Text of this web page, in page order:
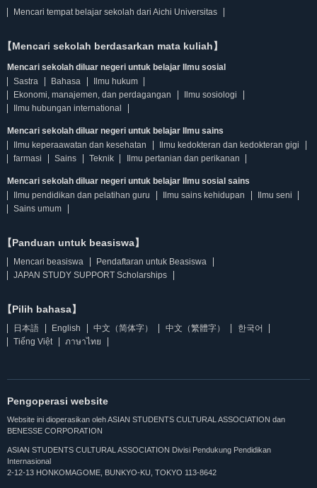
Mencari tempat belajar sekolah dari Aichi Universitas
【Mencari sekolah berdasarkan mata kuliah】
Mencari sekolah diluar negeri untuk belajar Ilmu sosial
Sastra
Bahasa
Ilmu hukum
Ekonomi, manajemen, dan perdagangan
Ilmu sosiologi
Ilmu hubungan international
Mencari sekolah diluar negeri untuk belajar Ilmu sains
Ilmu keperaawatan dan kesehatan
Ilmu kedokteran dan kedokteran gigi
farmasi
Sains Teknik Ilmu pertanian dan perikanan
Mencari sekolah diluar negeri untuk belajar Ilmu sosial sains
Ilmu pendidikan dan pelatihan guru
Ilmu sains kehidupan
Ilmu seni
Sains umum
【Panduan untuk beasiswa】
Mencari beasiswa
Pendaftaran untuk Beasiswa
JAPAN STUDY SUPPORT Scholarships
【Pilih bahasa】
日本語 English 中文（简体字） 中文（繁體字）
한국어
Tiếng Việt
ภาษาไทย
Pengoperasi website
Website ini dioperasikan oleh ASIAN STUDENTS CULTURAL ASSOCIATION dan
BENESSE CORPORATION
ASIAN STUDENTS CULTURAL ASSOCIATION Divisi Pendukung Pendidikan
Internasional
2-12-13 HONKOMAGOME, BUNKYO-KU, TOKYO 113-8642